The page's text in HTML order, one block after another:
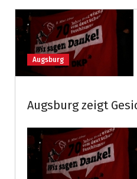
Augsburg
Augsburg zeigt